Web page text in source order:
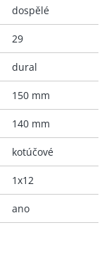
dospělé
29
dural
150 mm
140 mm
kotúčové
1x12
ano